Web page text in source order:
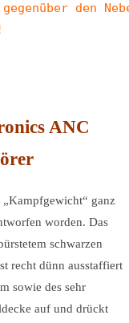
den
ANC
ganz
worden. Das
schwarzen
recht dünn ausstaffiert
sowie des sehr
auf und drückt